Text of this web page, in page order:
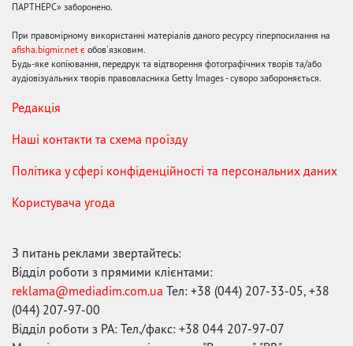
ПАРТНЕРС» заборонено.
При правомірному використанні матеріалів даного ресурсу гіперпосилання на
afisha.bigmir.net є обов'язковим.
Будь-яке копіювання, передрук та відтворення фотографічних творів та/або
аудіовізуальних творів правовласника Getty Images - суворо забороняється.
Редакція
Наші контакти та схема проїзду
Політика у сфері конфіденційності та персональних даних
Користувача угода
З питань реклами звертайтесь:
Відділ роботи з прямими клієнтами:
reklama@mediadim.com.ua Тел: +38 (044) 207-33-05, +38
(044) 207-97-00
Відділ роботи з РА: Тел./факс: +38 044 207-97-07